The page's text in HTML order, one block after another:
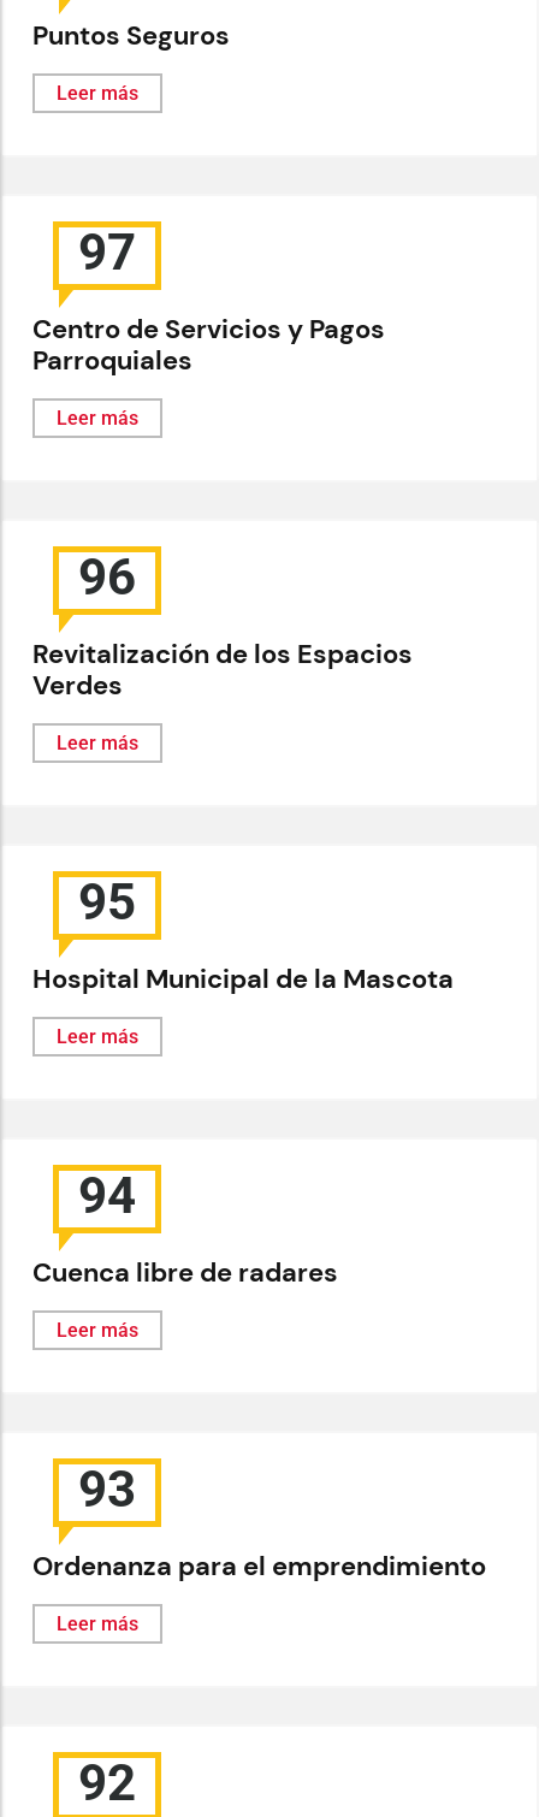
Puntos Seguros
Leer más
97
Centro de Servicios y Pagos
Parroquiales
Leer más
96
Revitalización de los Espacios
Verdes
Leer más
95
Hospital Municipal de la Mascota
Leer más
94
Cuenca libre de radares
Leer más
93
Ordenanza para el emprendimiento
Leer más
92